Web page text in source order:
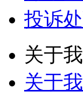
投诉
关于
关于